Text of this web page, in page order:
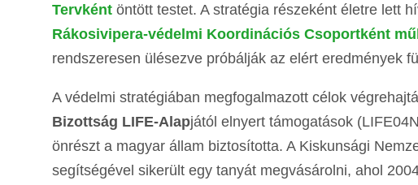
Tervként öntött testet. A stratégia részeként életre lett
Rákosivipera-védelmi Koordinációs Csoportként
rendszeresen ülésezve próbálják az elért eredmények
A védelmi stratégiában megfogalmazott célok
Bizottság LIFE-Alapjától elnyert támogatások
önrészt a magyar állam biztosította. A Kiskunsági
segítségével sikerült egy tanyát megvásárolni, ahol